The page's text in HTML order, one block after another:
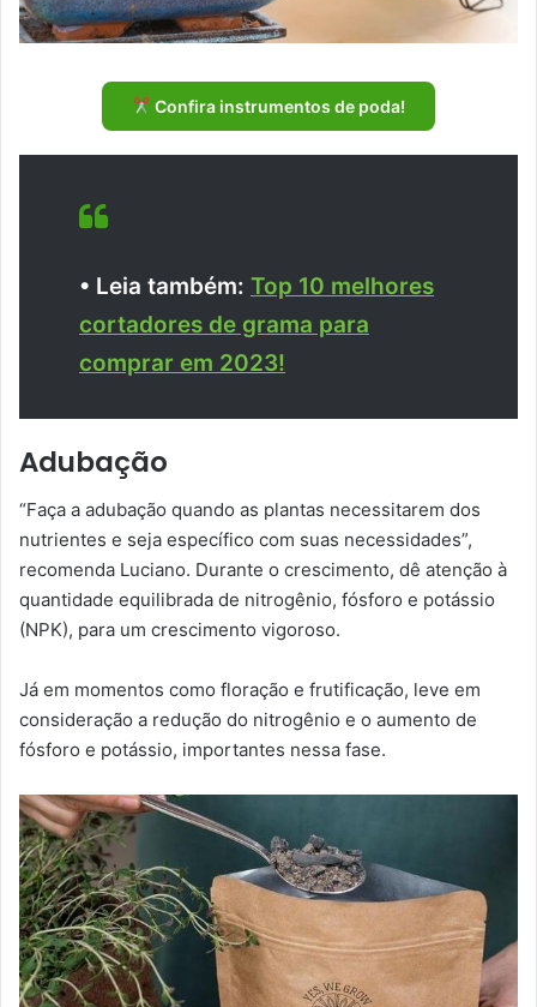
Confira instrumentos de poda!
• Leia também: Top 10 melhores
cortadores de grama para
comprar em 2023!
Adubação
“Faça a adubação quando as plantas necessitarem dos
nutrientes e seja específico com suas necessidades”,
recomenda Luciano. Durante o crescimento, dê atenção à
quantidade equilibrada de nitrogênio, fósforo e potássio
(NPK), para um crescimento vigoroso.
Já em momentos como floração e frutificação, leve em
consideração a redução do nitrogênio e o aumento de
fósforo e potássio, importantes nessa fase.